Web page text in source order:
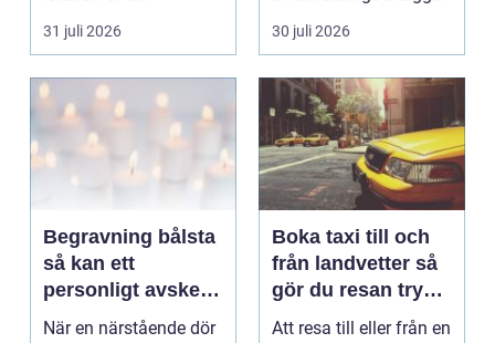
31 juli 2026
Det påverkar hur länge
30 juli 2026
Begravning bålsta
så kan ett
personligt avsked
formas
När en närstående dör
Boka taxi till och
från landvetter så
gör du resan trygg
och smidig
Att resa till eller från en